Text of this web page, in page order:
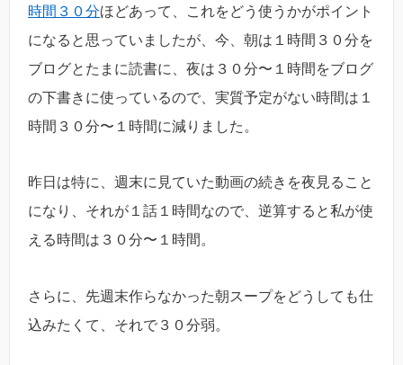
時間３０分ほどあって、これをどう使うかがポイント
になると思っていましたが、今、朝は１時間３０分を
ブログとたまに読書に、夜は３０分〜１時間をブログ
の下書きに使っているので、実質予定がない時間は１
時間３０分〜１時間に減りました。
昨日は特に、週末に見ていた動画の続きを夜見ること
になり、それが１話１時間なので、逆算すると私が使
える時間は３０分〜１時間。
さらに、先週末作らなかった朝スープをどうしても仕
込みたくて、それで３０分弱。